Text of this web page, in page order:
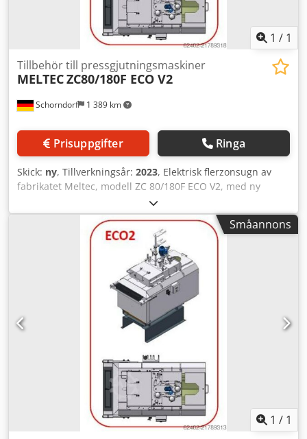
1 / 1
Schorndorf 1 389 km
Tillbehör till pressgjutningsmaskiner
MELTECZC80/180F ECO V2
Prisuppgifter Ringa
Skick: ny, Tillverkningsår: 2023, Elektrisk flerzonsugn av
fabrikatet Meltec, modell ZC 80/180F ECO V2, med ny
smältdegel i rostfritt stål, isolerat degellock och underrede.
Djdey E Tyhjpfx Aanjck Degelvolym: 820,0 kg Zn
Smältkapacitet: 180,0 kg Zn/h Anslutningseffekt: 27,0 kW
Typ: ZC 80/180 F ECO V2 EcoMelTec-ugnen kombinerar
fördelarna hos den beprövade flerzons varmhållnings- och
smältugnen med många nyutvecklade funktioner och
potentiella energibesparingar: - God åtkomst för rengöring
tack vare flexibelt monterbara viklock - Ny pumpdesign
möjliggör längre rengöringsintervaller - Avläggningsyta för
slaggbehållare - underlättar rengöring av smältbadet -
Symmetrisk ugnsdesign – ingen höger/vänstervariant krävs
Passar till DAW 80F / W80Zn Ett ugnsstyrskåp kan levereras
Småannons
1 / 1